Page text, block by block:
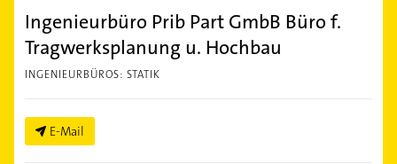
Ingenieurbüro Prib Part GmbB Büro f.
Tragwerksplanung u. Hochbau
INGENIEURBÜROS: STATIK
E-Mail